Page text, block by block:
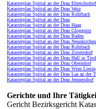
Katasterplan Spittal an der Drau Ebreichsdorf
Katasterplan Spittal an der Drau Weiz
Katasterplan Spittal an der Drau Rohrbach
Katasterplan Spittal an der Drau
Katasterplan Spittal an der Drau Haag
Katasterplan Spittal an der Drau Gloggnitz
Katasterplan Spittal an der Drau Baden
Katasterplan Spittal an der Drau Neunkirchen
Katasterplan Spittal an der Drau Rohrbach
Katasterplan Spittal an der Drau Zistersdorf
Katasterplan Spittal an der Drau Hall in Tirol
Katasterplan Spittal an der Drau Oberndorf
Katasterplan Spittal an der Drau Wien
Katasterplan Spittal an der Drau Laa an der
Katasterplan Spittal an der Drau Jennersdorf
Gerichte und Ihre
Gericht Bezirksgericht